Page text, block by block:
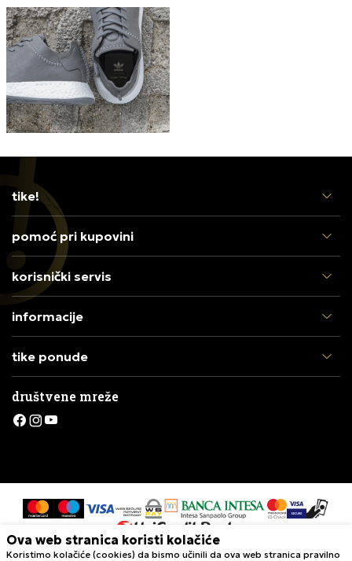
tike!
pomoć pri kupovini
korisnički servis
informacije
tike ponude
društvene mreže
Ova web stranica koristi kolačiće
Koristimo kolačiće (cookies) da bismo učinili da ova web stranica pravilno